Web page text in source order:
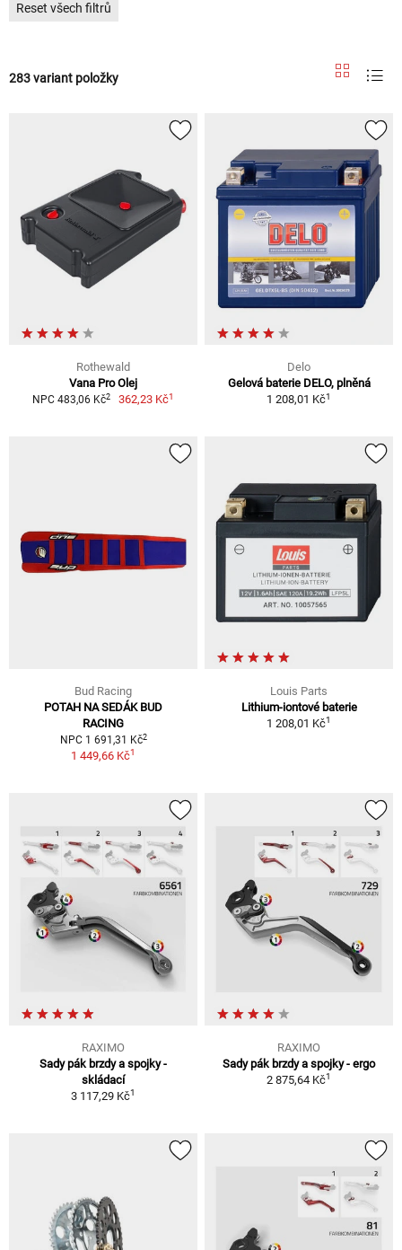
Reset všech filtrů
283 variant položky
Rothewald
Vana Pro Olej
NPC 483,06 Kč2 362,23 Kč1
Delo
Gelová baterie DELO, plněná
1 208,01 Kč1
Bud Racing
POTAH NA SEDÁK BUD
RACING
NPC 1 691,31 Kč2
1 449,66 Kč1
Louis Parts
Lithium-iontové baterie
1 208,01 Kč1
RAXIMO
Sady pák brzdy a spojky -
skládací
3 117,29 Kč1
RAXIMO
Sady pák brzdy a spojky - ergo
2 875,64 Kč1